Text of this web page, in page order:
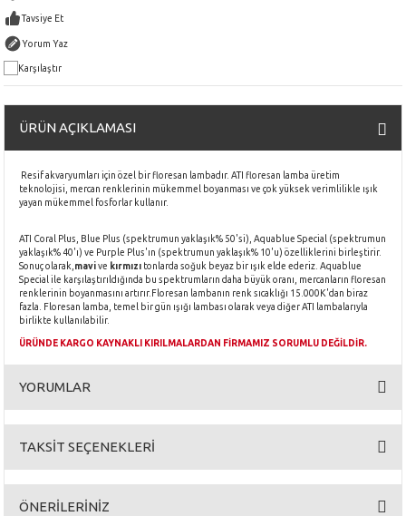
Tavsiye Et
Yorum Yaz
Karşılaştır
ÜRÜN AÇIKLAMASI
Resif akvaryumları için özel bir floresan lambadır. ATI floresan lamba üretim
teknolojisi, mercan renklerinin mükemmel boyanması ve çok yüksek verimlilikle ışık
yayan mükemmel fosforlar kullanır.
ATI Coral Plus, Blue Plus (spektrumun yaklaşık% 50'si), Aquablue Special (spektrumun
yaklaşık% 40'ı) ve Purple Plus'ın (spektrumun yaklaşık% 10'u) özelliklerini birleştirir.
Sonuç olarak, mavive kırmızı tonlarda soğuk beyaz bir ışık elde ederiz. Aquablue
Special ile karşılaştırıldığında bu spektrumların daha büyük oranı, mercanların floresan
renklerinin boyanmasını artırır.Floresan lambanın renk sıcaklığı 15.000K'dan biraz
fazla. Floresan lamba, temel bir gün ışığı lambası olarak veya diğer ATI lambalarıyla
birlikte kullanılabilir.
ÜRÜNDE KARGO KAYNAKLI KIRILMALARDAN FİRMAMIZ SORUMLU DEĞİLDİR.
YORUMLAR
TAKSİT SEÇENEKLERİ
ÖNERİLERİNİZ